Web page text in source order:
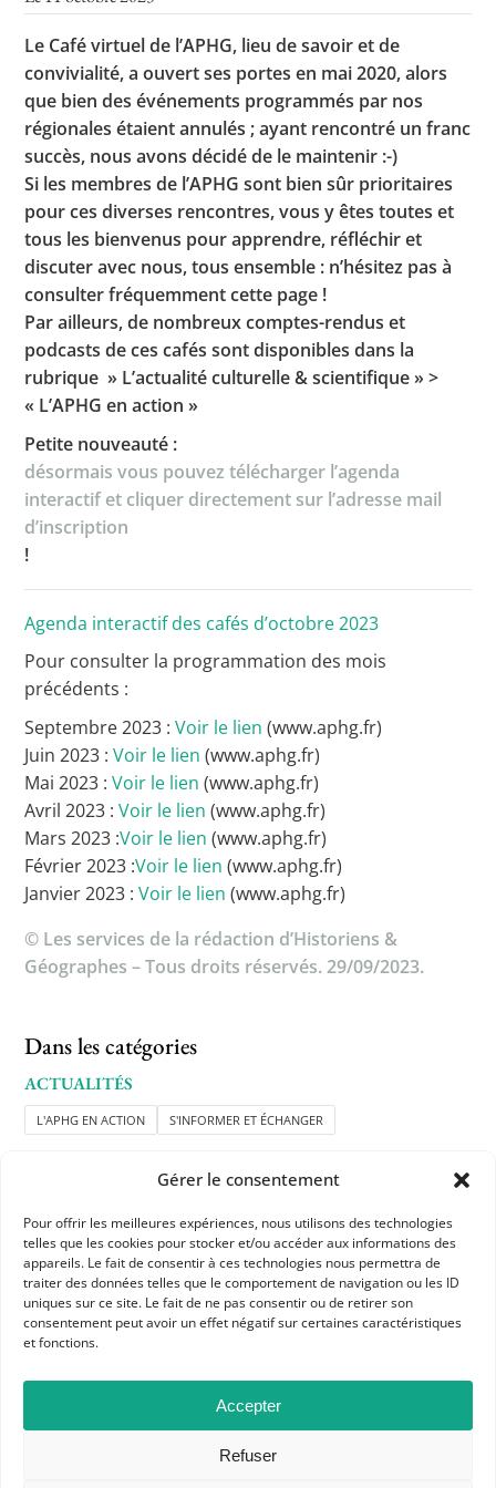
Gérer le consentement
Pour offrir les meilleures expériences, nous utilisons des technologies
telles que les cookies pour stocker et/ou accéder aux informations des
appareils. Le fait de consentir à ces technologies nous permettra de
traiter des données telles que le comportement de navigation ou les ID
uniques sur ce site. Le fait de ne pas consentir ou de retirer son
consentement peut avoir un effet négatif sur certaines caractéristiques
et fonctions.
Accepter
Refuser
Toutes les actualités
Les rendez-vous de l’APHG
Concours de recrutement
Concours scolaires
Conférences, tables rondes
Critique d’ouvrages publiés
Culture
Le Café virtuel de l’APHG, lieu de savoir et de
convivialité, a ouvert ses portes en mai 2020, alors
que bien des événements programmés par nos
régionales étaient annulés ; ayant rencontré un franc
succès, nous avons décidé de le maintenir :-)
Si les membres de l’APHG sont bien sûr prioritaires
pour ces diverses rencontres, vous y êtes toutes et
tous les bienvenus pour apprendre, réfléchir et
discuter avec nous, tous ensemble : n’hésitez pas à
consulter fréquemment cette page !
Par ailleurs, de nombreux comptes-rendus et
podcasts de ces cafés sont disponibles dans la
rubrique » L’actualité culturelle & scientifique » >
« L’APHG en action »
Petite nouveauté :
désormais vous pouvez télécharger l’agenda
interactif et cliquer directement sur l’adresse mail
d’inscription
!
Agenda interactif des cafés d’octobre 2023
Pour consulter la programmation des mois
précédents :
Septembre 2023 :Voir le lien (www.aphg.fr)
Juin 2023 :Voir le lien (www.aphg.fr)
Mai 2023 :Voir le lien (www.aphg.fr)
Avril 2023 :Voir le lien (www.aphg.fr)
Mars 2023 :Voir le lien (www.aphg.fr)
Février 2023 :Voir le lien (www.aphg.fr)
Janvier 2023 :Voir le lien (www.aphg.fr)
© Les services de la rédaction d’Historiens &
Géographes – Tous droits réservés. 29/09/2023.
Dans les catégories
ACTUALITÉS
L'APHG EN ACTION S'INFORMER ET ÉCHANGER
APHG
Association des professeurs d'histoire et géographie
BP 6541 – 75065 Paris Cedex 02